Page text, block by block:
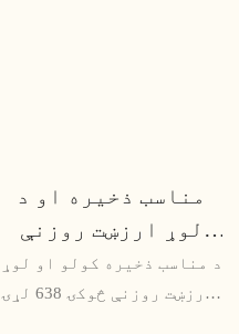
مناسب ذخیره او د
لوړ ارزښت روزنې
څوکۍ 638 لړۍ
د مناسب ذخیره کولو او لوړ
ارزښت روزنې څوکۍ 638 لړۍ